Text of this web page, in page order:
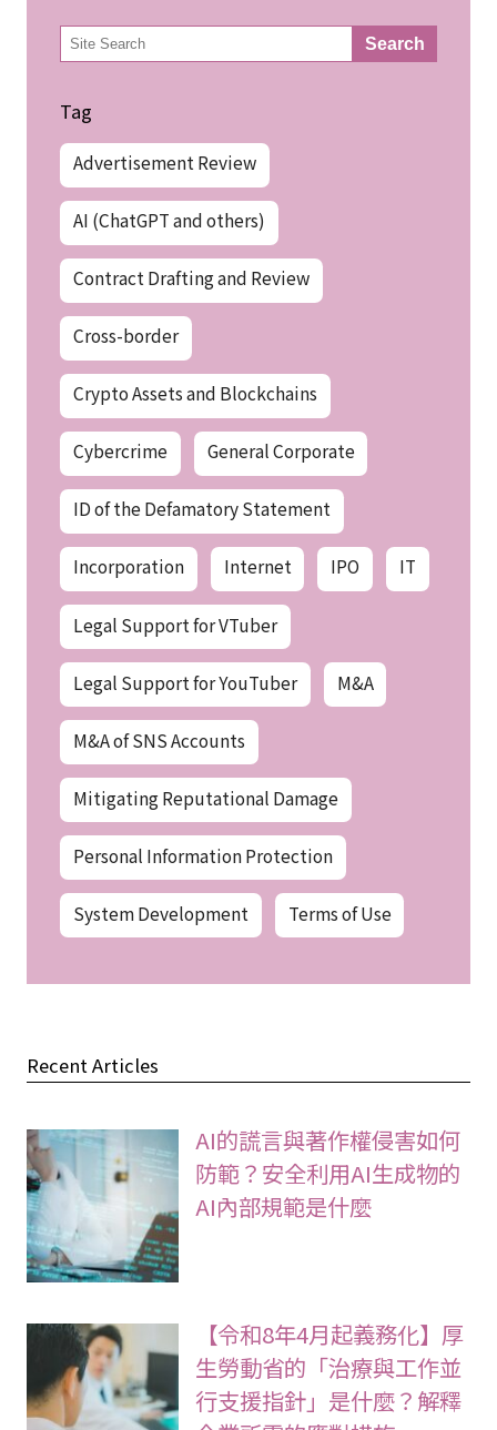
検
索 Search
Tag
Advertisement Review
AI (ChatGPT and others)
Contract Drafting and Review
Cross-border
Crypto Assets and Blockchains
Cybercrime General Corporate
ID of the Defamatory Statement
Incorporation Internet IPO IT
Legal Support for VTuber
Legal Support for YouTuber M&A
M&A of SNS Accounts
Mitigating Reputational Damage
Personal Information Protection
System Development Terms of Use
Recent Articles
AI的謊言與著作權侵害如何
防範？安全利用AI生成物的
AI內部規範是什麼
【令和8年4月起義務化】厚
生勞動省的「治療與工作並
行支援指針」是什麼？解釋